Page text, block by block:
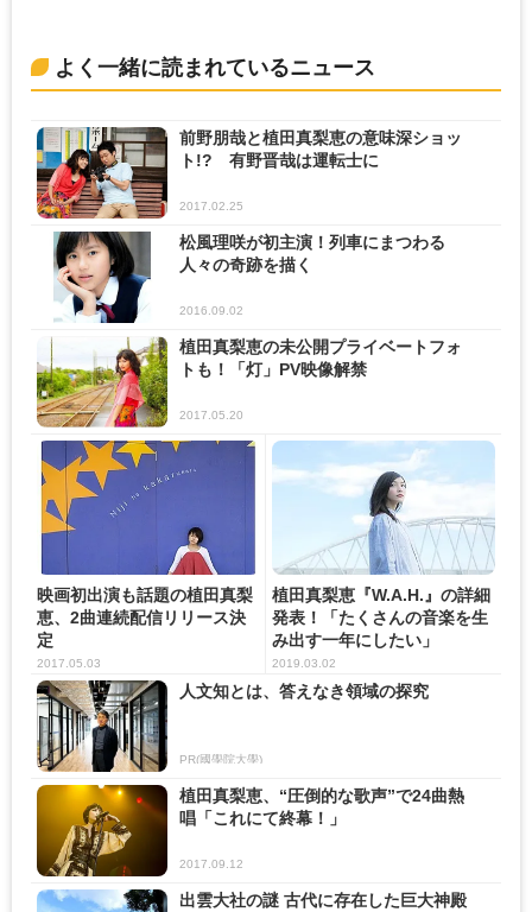
よく一緒に読まれているニュース
前野朋哉と植田真梨恵の意味深ショッ
ト!? 有野晋哉は運転士に
2017.02.25
松風理咲が初主演！列車にまつわる
人々の奇跡を描く
2016.09.02
植田真梨恵の未公開プライベートフォ
トも！「灯」PV映像解禁
2017.05.20
映画初出演も話題の植田真梨
恵、2曲連続配信リリース決
定
2017.05.03
植田真梨恵『W.A.H.』の詳細
発表！「たくさんの音楽を生
み出す一年にしたい」
2019.03.02
人文知とは、答えなき領域の探究
PR(國學院大學)
植田真梨恵、“圧倒的な歌声”で24曲熱
唱「これにて終幕！」
2017.09.12
出雲大社の謎 古代に存在した巨大神殿